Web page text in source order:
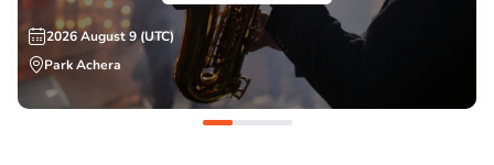
2026 August 9 (UTC)
Park Achera